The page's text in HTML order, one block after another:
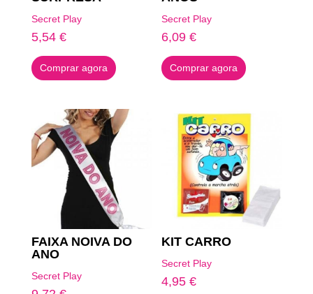
Secret Play
5,54 €
Comprar agora
Secret Play
6,09€
Comprar agora
FAIXA NOIVA DO
ANO
Secret Play
KIT CARRO
Secret Play
4,95€